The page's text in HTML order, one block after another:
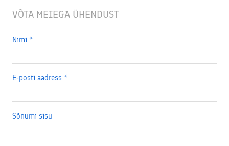
VÕTA MEIEGA ÜHENDUST
Nimi *
E-posti aadress *
Sõnumi sisu